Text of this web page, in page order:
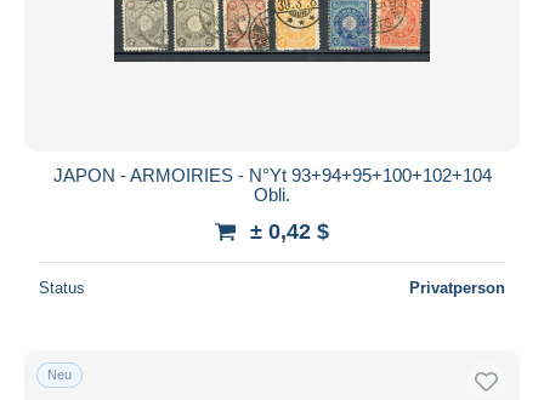
JAPON - ARMOIRIES - N°Yt 93+94+95+100+102+104
Obli.
± 0,42 $
Status Privatperson
Neu